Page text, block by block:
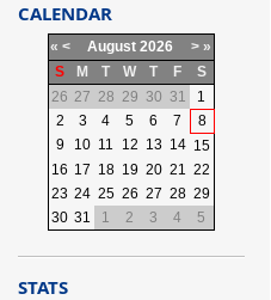
CALENDAR
« < August 2026 > »
S
M T W T F
S
26 27 28 29 30 31
1
2
3 4 5 6 7
8
9
10 11 12 13 14 15
16 17 18 19 20 21 22
23 24 25 26 27 28 29
30 31 1 2 3 4 5
STATS